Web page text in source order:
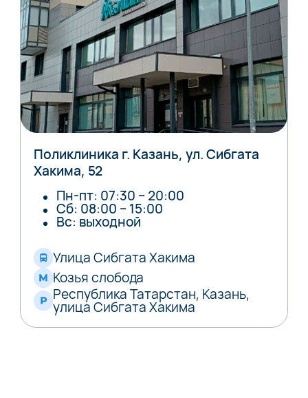
Поликлиника г. Казань, ул. Сибгата
Хакима, 52
Пн-пт: 07:30 – 20:00
Сб: 08:00 – 15:00
Вс: выходной
Улица Сибгата Хакима
Козья слобода
Республика Татарстан, Казань,
улица Сибгата Хакима